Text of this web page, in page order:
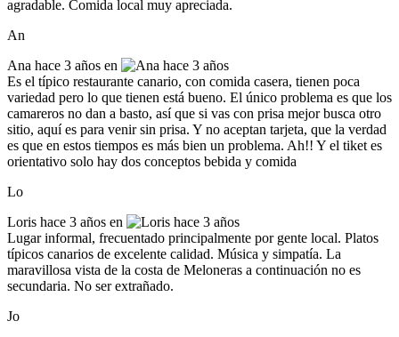
agradable. Comida local muy apreciada.
An
Ana hace 3 años en
Es el típico restaurante canario, con comida casera, tienen poca
variedad pero lo que tienen está bueno. El único problema es que los
camareros no dan a basto, así que si vas con prisa mejor busca otro
sitio, aquí es para venir sin prisa. Y no aceptan tarjeta, que la verdad
es que en estos tiempos es más bien un problema. Ah!! Y el tiket es
orientativo solo hay dos conceptos bebida y comida
Lo
Loris hace 3 años en
Lugar informal, frecuentado principalmente por gente local. Platos
típicos canarios de excelente calidad. Música y simpatía. La
maravillosa vista de la costa de Meloneras a continuación no es
secundaria. No ser extrañado.
Jo